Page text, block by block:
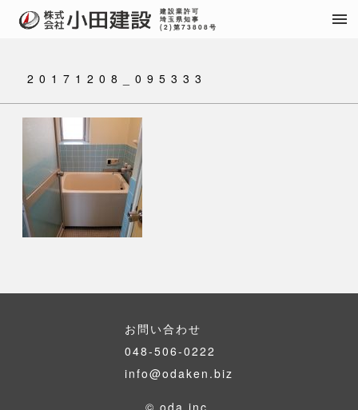
建設業許可
埼玉県知事
(2)第73808号
menu
20171208_095333
お問い合わせ
048-506-0222
info@odaken.biz
© oda inc.